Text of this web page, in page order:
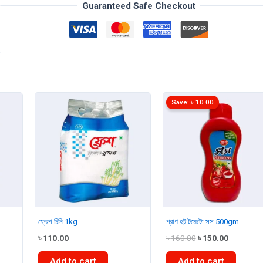
Guaranteed Safe Checkout
ফ্রেশ চিনি 1kg
৳110.00
প্রাণ হট টমেটো সস 500gm
৳160.00 Original
was:
৳150.00Current
is:
Save: ৳ 10.00